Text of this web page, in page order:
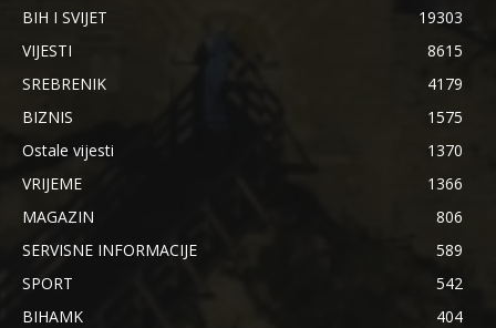
BIH I SVIJET
19303
VIJESTI
8615
SREBRENIK
4179
BIZNIS
1575
Ostale vijesti
1370
VRIJEME
1366
MAGAZIN
806
SERVISNE INFORMACIJE
589
SPORT
542
BIHAMK
404